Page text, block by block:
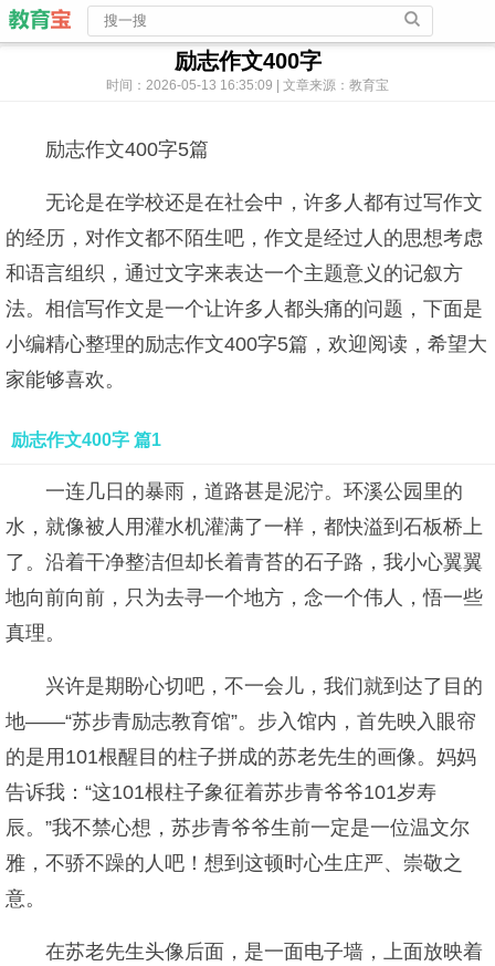
励志作文400字
时间：2026-05-13 16:35:09 | 文章来源：教育宝
励志作文400字5篇
无论是在学校还是在社会中，许多人都有过写作文
的经历，对作文都不陌生吧，作文是经过人的思想考虑
和语言组织，通过文字来表达一个主题意义的记叙方
法。相信写作文是一个让许多人都头痛的问题，下面是
小编精心整理的励志作文400字5篇，欢迎阅读，希望大
家能够喜欢。
励志作文400字 篇1
一连几日的暴雨，道路甚是泥泞。环溪公园里的
水，就像被人用灌水机灌满了一样，都快溢到石板桥上
了。沿着干净整洁但却长着青苔的石子路，我小心翼翼
地向前向前，只为去寻一个地方，念一个伟人，悟一些
真理。
兴许是期盼心切吧，不一会儿，我们就到达了目的
地——“苏步青励志教育馆”。步入馆内，首先映入眼帘
的是用101根醒目的柱子拼成的苏老先生的画像。妈妈
告诉我：“这101根柱子象征着苏步青爷爷101岁寿
辰。”我不禁心想，苏步青爷爷生前一定是一位温文尔
雅，不骄不躁的人吧！想到这顿时心生庄严、崇敬之
意。
在苏老先生头像后面，是一面电子墙，上面放映着